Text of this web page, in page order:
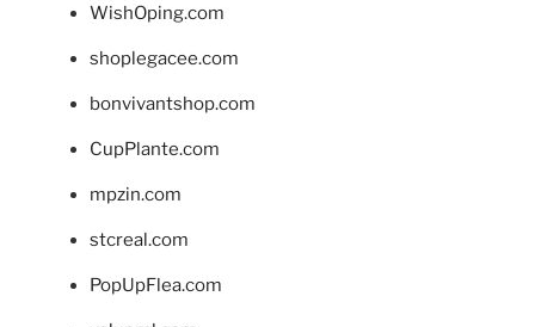
WishOping.com
shoplegacee.com
bonvivantshop.com
CupPlante.com
mpzin.com
stcreal.com
PopUpFlea.com